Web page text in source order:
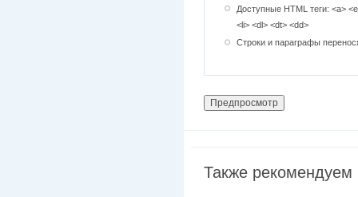
Доступные HTML теги: <a>
<li> <dl> <dt> <dd>
Строки и параграфы
Также рекомендуем